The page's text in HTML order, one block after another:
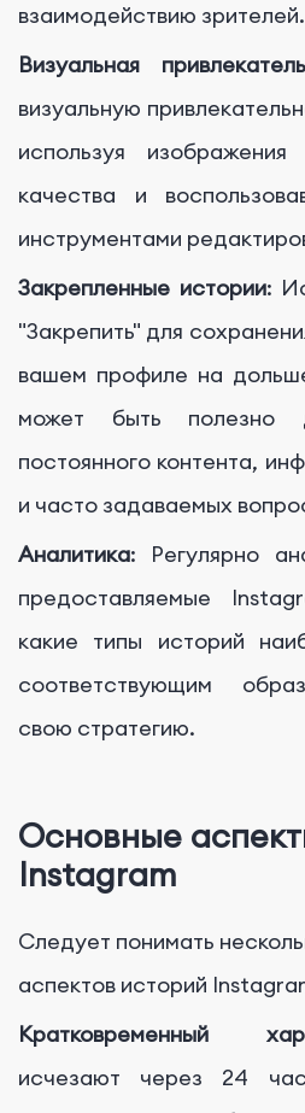
взаимодействию зрителей.
Визуальная
визуальную
используя
качества и
инструментами
Закрепленные истории:
"Закрепить" для
вашем профиле на
может быть полезно
постоянного контента,
и часто задаваемых
Аналитика: Регулярно
предоставляемые
какие типы историй
соответствующим
свою стратегию.
Основные
Instagram
Следует понимать
аспектов историй
Кратковременный
исчезают через 24